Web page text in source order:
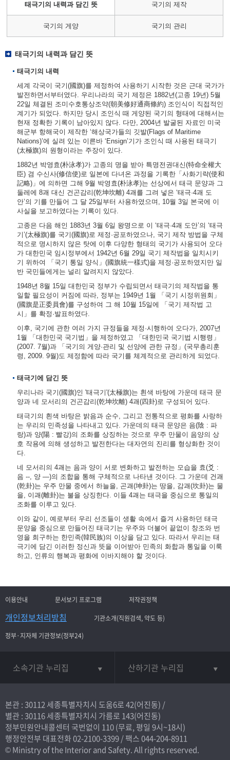
태극기의 내력과 담긴 뜻 국기의 제작
국기의 게양 국기의 관리
태극기의 내력과 담긴 뜻
태극기의 내력
세계 각국이 국기(國旗)를 제정하여 사용하기 시작한 것은 근대 국가가
발전하면서부터였다. 우리나라의 국기 제정은 1882년(고종 19년) 5월
22일 체결된 조미수호통상조약(朝美修好通商條約) 조인식이 직접적인
계기가 되었다. 하지만 당시 조인식 때 게양된 국기의 형태에 대해서는
현재 정확한 기록이 남아있지 않다. 다만, 2004년 발굴된 자료인 미국
해군부 항해국이 제작한 ‘해상국가들의 깃발(Flags of Maritime
Nations)’에 실려 있는 이른바 ‘Ensign’기가 조인식 때 사용된 태극기
(太極旗)의 원형이라는 주장이 있다.
1882년 박영효(朴泳孝)가 고종의 명을 받아 특명전권대신(特命全權大
臣) 겸 수신사(修信使)로 일본에 다녀온 과정을 기록한「사화기략(使和
記略)」에 의하면 그해 9월 박영효(朴泳孝)는 선상에서 태극 문양과 그
둘레에 8괘 대신 건곤감리(乾坤坎離) 4괘를 그려 넣은 ‘태극·4괘 도
안’의 기를 만들어 그 달 25일부터 사용하였으며, 10월 3일 본국에 이
사실을 보고하였다는 기록이 있다.
고종은 다음 해인 1883년 3월 6일 왕명으로 이 ‘태극·4괘 도안’의 ‘태극
기’(太極旗)를 국기(國旗)로 제정·공포하였으나, 국기 제작 방법을 구체
적으로 명시하지 않은 탓에 이후 다양한 형태의 국기가 사용되어 오다
가 대한민국 임시정부에서 1942년 6월 29일 국기 제작법을 일치시키
기 위하여 「국기 통일 양식」(國旗統一樣式)을 제정·공포하였지만 일
반 국민들에게는 널리 알려지지 않았다.
1948년 8월 15일 대한민국 정부가 수립되면서 태극기의 제작법을 통
일할 필요성이 커짐에 따라, 정부는 1949년 1월 「국기 시정위원회」
(國旗是正委員會)를 구성하여 그 해 10월 15일에 「국기 제작법 고
시」를 확정·발표하였다.
이후, 국기에 관한 여러 가지 규정들을 제정·시행하여 오다가, 2007년
1월 「대한민국 국기법」을 제정하였고 「대한민국 국기법 시행령」
(2007. 7월)과 「국기의 게양·관리 및 선양에 관한 규정」(국무총리훈
령, 2009. 9월)도 제정함에 따라 국기를 체계적으로 관리하게 되었다.
태극기에 담긴 뜻
우리나라 국기(國旗)인 '태극기'(太極旗)는 흰색 바탕에 가운데 태극 문
양과 네 모서리의 건곤감리(乾坤坎離) 4괘(四卦)로 구성되어 있다.
태극기의 흰색 바탕은 밝음과 순수, 그리고 전통적으로 평화를 사랑하
는 우리의 민족성을 나타내고 있다. 가운데의 태극 문양은 음(陰 : 파
랑)과 양(陽 : 빨강)의 조화를 상징하는 것으로 우주 만물이 음양의 상
호 작용에 의해 생성하고 발전한다는 대자연의 진리를 형상화한 것이
다.
네 모서리의 4괘는 음과 양이 서로 변화하고 발전하는 모습을 효(爻 :
음 --, 양 ―)의 조합을 통해 구체적으로 나타낸 것이다. 그 가운데 건괘
(乾卦)는 우주 만물 중에서 하늘을, 곤괘(坤卦)는 땅을, 감괘(坎卦)는 물
을, 이괘(離卦)는 불을 상징한다. 이들 4괘는 태극을 중심으로 통일의
조화를 이루고 있다.
이와 같이, 예로부터 우리 선조들이 생활 속에서 즐겨 사용하던 태극
문양을 중심으로 만들어진 태극기는 우주와 더불어 끝없이 창조와 번
영을 희구하는 한민족(韓民族)의 이상을 담고 있다. 따라서 우리는 태
극기에 담긴 이러한 정신과 뜻을 이어받아 민족의 화합과 통일을 이룩
하고, 인류의 행복과 평화에 이바지해야 할 것이다.
이용안내 문서보기 프로그램 저작권정책
개인정보처리방침
기관소개(직원검색, 약도 등)
정부·지자체 기관정보(정부24)
소속기관 누리집 산하기관 누리집
본관 : 30112 세종특별자치시 도움6로 42(어진동) /
별관 : 30116 세종특별자치시 가름로 143(어진동)
정부민원안내콜센터 국번없이 110(무료, 평일 9시~18시)
행정안전부 대표전화02-2100-3399/ 팩스 044-204-8911
© Ministry of the Interior and Safety. All rights reserved.